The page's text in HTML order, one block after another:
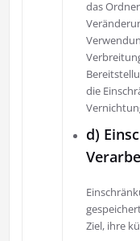
das
die
d)
Ziel, ihre